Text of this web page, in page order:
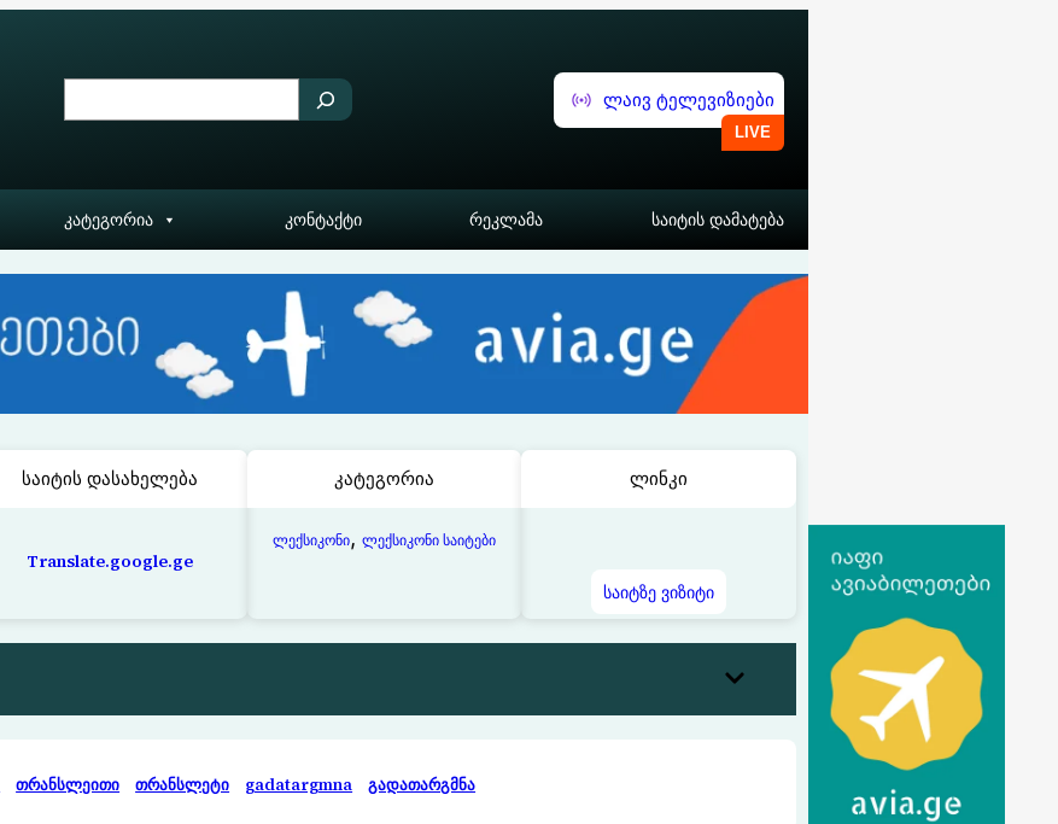
e
r
c
ლაივ ტელევიზიები
კატეგორია კონტაქტი რეკლამა საიტის დამატება
საიტის დასახელება
Translate.google.ge
კატეგორია
ლექსიკონი, ლექსიკონი საიტები
ლინკი
საიტზე ვიზიტი
თრანსლეითი თრანსლეტი gadatargmna გადათარგმნა